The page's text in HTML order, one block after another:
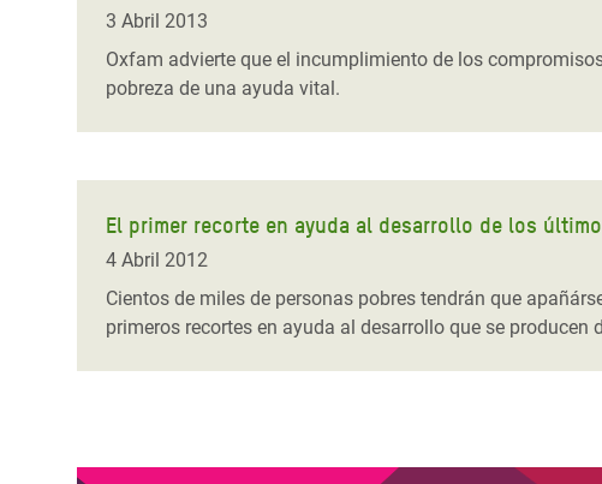
Conflictos y Desastres
Desigualdad Extrema y
Servicios Sociales Básicos
Digital Age
Gender, Rights, and Justice
en África
en Sudán
en
Crisis en
#ActuaPorElClima
Erradiquemos el Sufrimiento Humano que
se Oculta tras los Alimentos
ayuda
3 Abril 2013
Oxfam advierte que el incumplimiento de los
pobreza de una ayuda vital.
El primer recorte en ayuda al desarrollo de los
4 Abril 2012
Cientos de miles de personas pobres tendrán que
primeros recortes en ayuda al desarrollo que se producen